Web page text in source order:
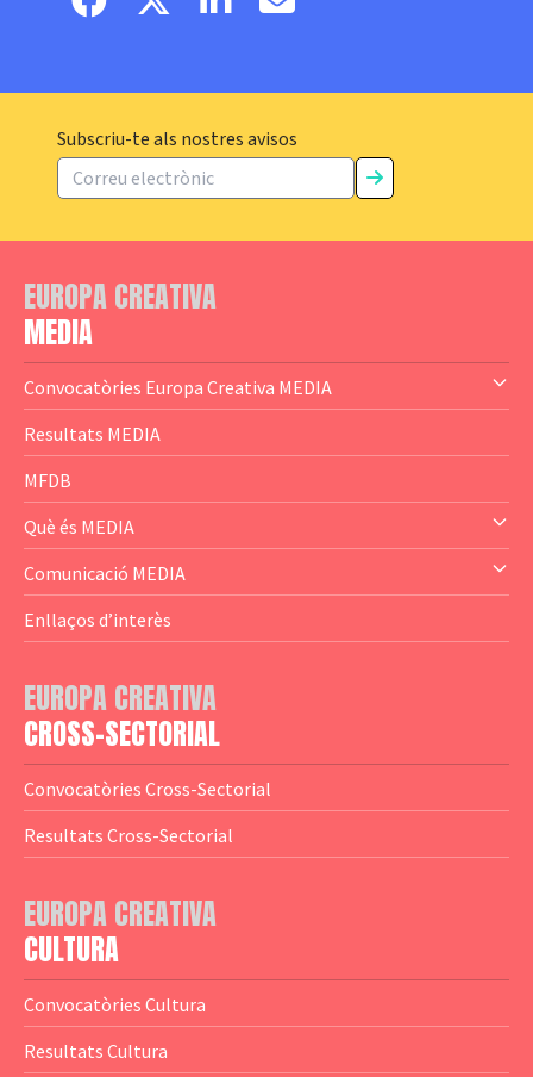
Subscriu-te als nostres avisos
EUROPA CREATIVA
MEDIA
Convocatòries Europa Creativa MEDIA
— Content Cluster
— Business Cluster
— Audience Cluster
— Altres
Resultats MEDIA
MFDB
Què és MEDIA
— El subprograma MEDIA
— Agència Executiva
— Logotips
Comunicació MEDIA
— Estrenes a Catalunya
— Notícies
— Publicacions
— Guies MEDIA
— Altres Guies
— Presentacions
— Estudis
Enllaços d’interès
EUROPA CREATIVA
CROSS-SECTORIAL
Convocatòries Cross-Sectorial
Resultats Cross-Sectorial
EUROPA CREATIVA
CULTURA
Convocatòries Cultura
Resultats Cultura